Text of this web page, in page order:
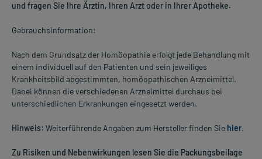
und fragen Sie Ihre Ärztin, Ihren Arzt oder in Ihrer Apotheke.
Gebrauchsinformation:
Nach dem Grundsatz der Homöopathie erfolgt jede Behandlung mit
einem individuell auf den Patienten und sein jeweiliges
Krankheitsbild abgestimmten, homöopathischen Arzneimittel.
Dabei können die verschiedenen Arzneimittel durchaus bei
unterschiedlichen Erkrankungen eingesetzt werden.
Hinweis: Weiterführende Angaben zum Hersteller finden Sie hier.
Zu Risiken und Nebenwirkungen lesen Sie die Packungsbeilage